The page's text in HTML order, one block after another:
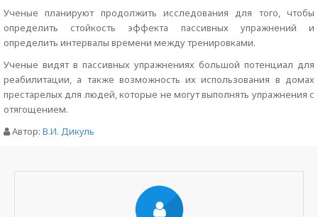
Ученые планируют продолжить исследования для того, чтобы
определить стойкость эффекта пассивных упражнений и
определить интервалы времени между тренировками.
Ученые видят в пассивных упражнениях большой потенциал для
реабилитации, а также возможность их использования в домах
престарелых для людей, которые не могут выполнять упражнения с
отягощением.
Автор: В.И. Дикуль